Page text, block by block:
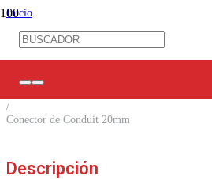
Inicio
Ferretería Eléctrica
/
Conector de Conduit 20mm
Descripción